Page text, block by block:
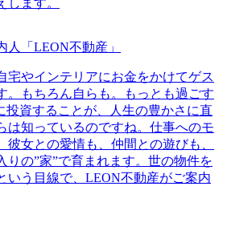
します。
人「LEON不動産」
宅やインテリアにお金をかけてゲス
。もちろん自らも。もっとも過ごす
投資することが、人生の豊かさに直
は知っているのですね。仕事へのモ
彼女との愛情も、仲間との遊びも、
りの”家”で育まれます。世の物件を
いう目線で、LEON不動産がご案内